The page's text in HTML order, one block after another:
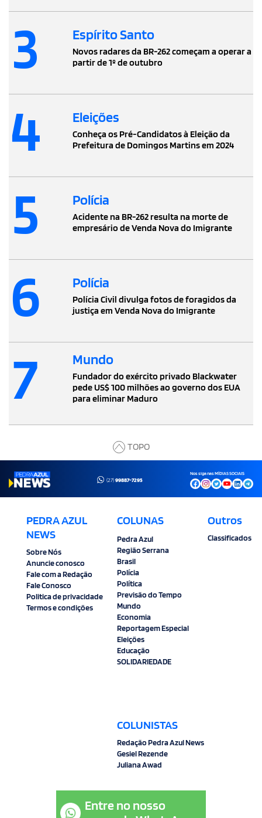
3 Espírito Santo
Novos radares da BR-262 começam a operar a
partir de 1º de outubro
4 Eleições
Conheça os Pré-Candidatos à Eleição da
Prefeitura de Domingos Martins em 2024
5 Polícia
Acidente na BR-262 resulta na morte de
empresário de Venda Nova do Imigrante
6 Polícia
Polícia Civil divulga fotos de foragidos da
justiça em Venda Nova do Imigrante
7 Mundo
Fundador do exército privado Blackwater
pede US$ 100 milhões ao governo dos EUA
para eliminar Maduro
TOPO
(27)99887-7295
Nos siga nas MÍDIAS SOCIAIS
PEDRA AZUL
NEWS
Sobre Nós
Anuncie conosco
Fale com a Redação
Fale Conosco
Politica de privacidade
Termos e condições
COLUNAS
Pedra Azul
Região Serrana
Brasil
Polícia
Política
Previsão do Tempo
Mundo
Economia
Reportagem Especial
Eleições
Educação
SOLIDARIEDADE
COLUNISTAS
Redação Pedra Azul News
Gesiel Rezende
Juliana Awad
Outros
Classificados
Entre no nosso